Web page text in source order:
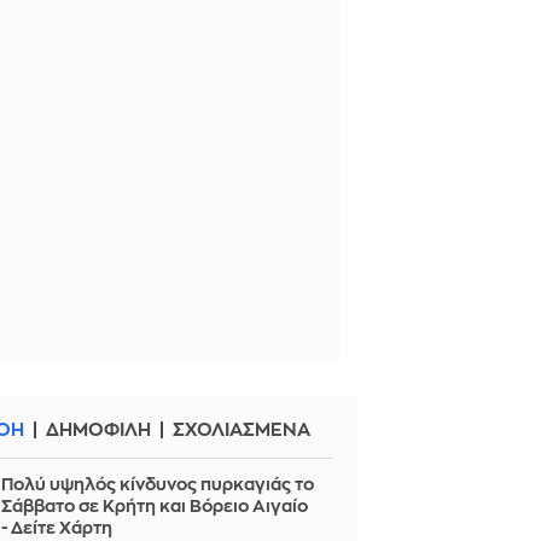
ΔΗΜΟΦΙΛΗ ΣΧΟΛΙΑΣΜΕΝΑ
Πολύ υψηλός κίνδυνος πυρκαγιάς το
Σάββατο σε Κρήτη και Βόρειο Αιγαίο
- Δείτε Χάρτη